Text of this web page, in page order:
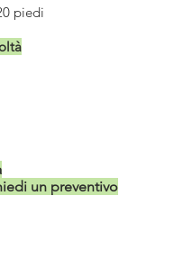
piedi
un preventivo